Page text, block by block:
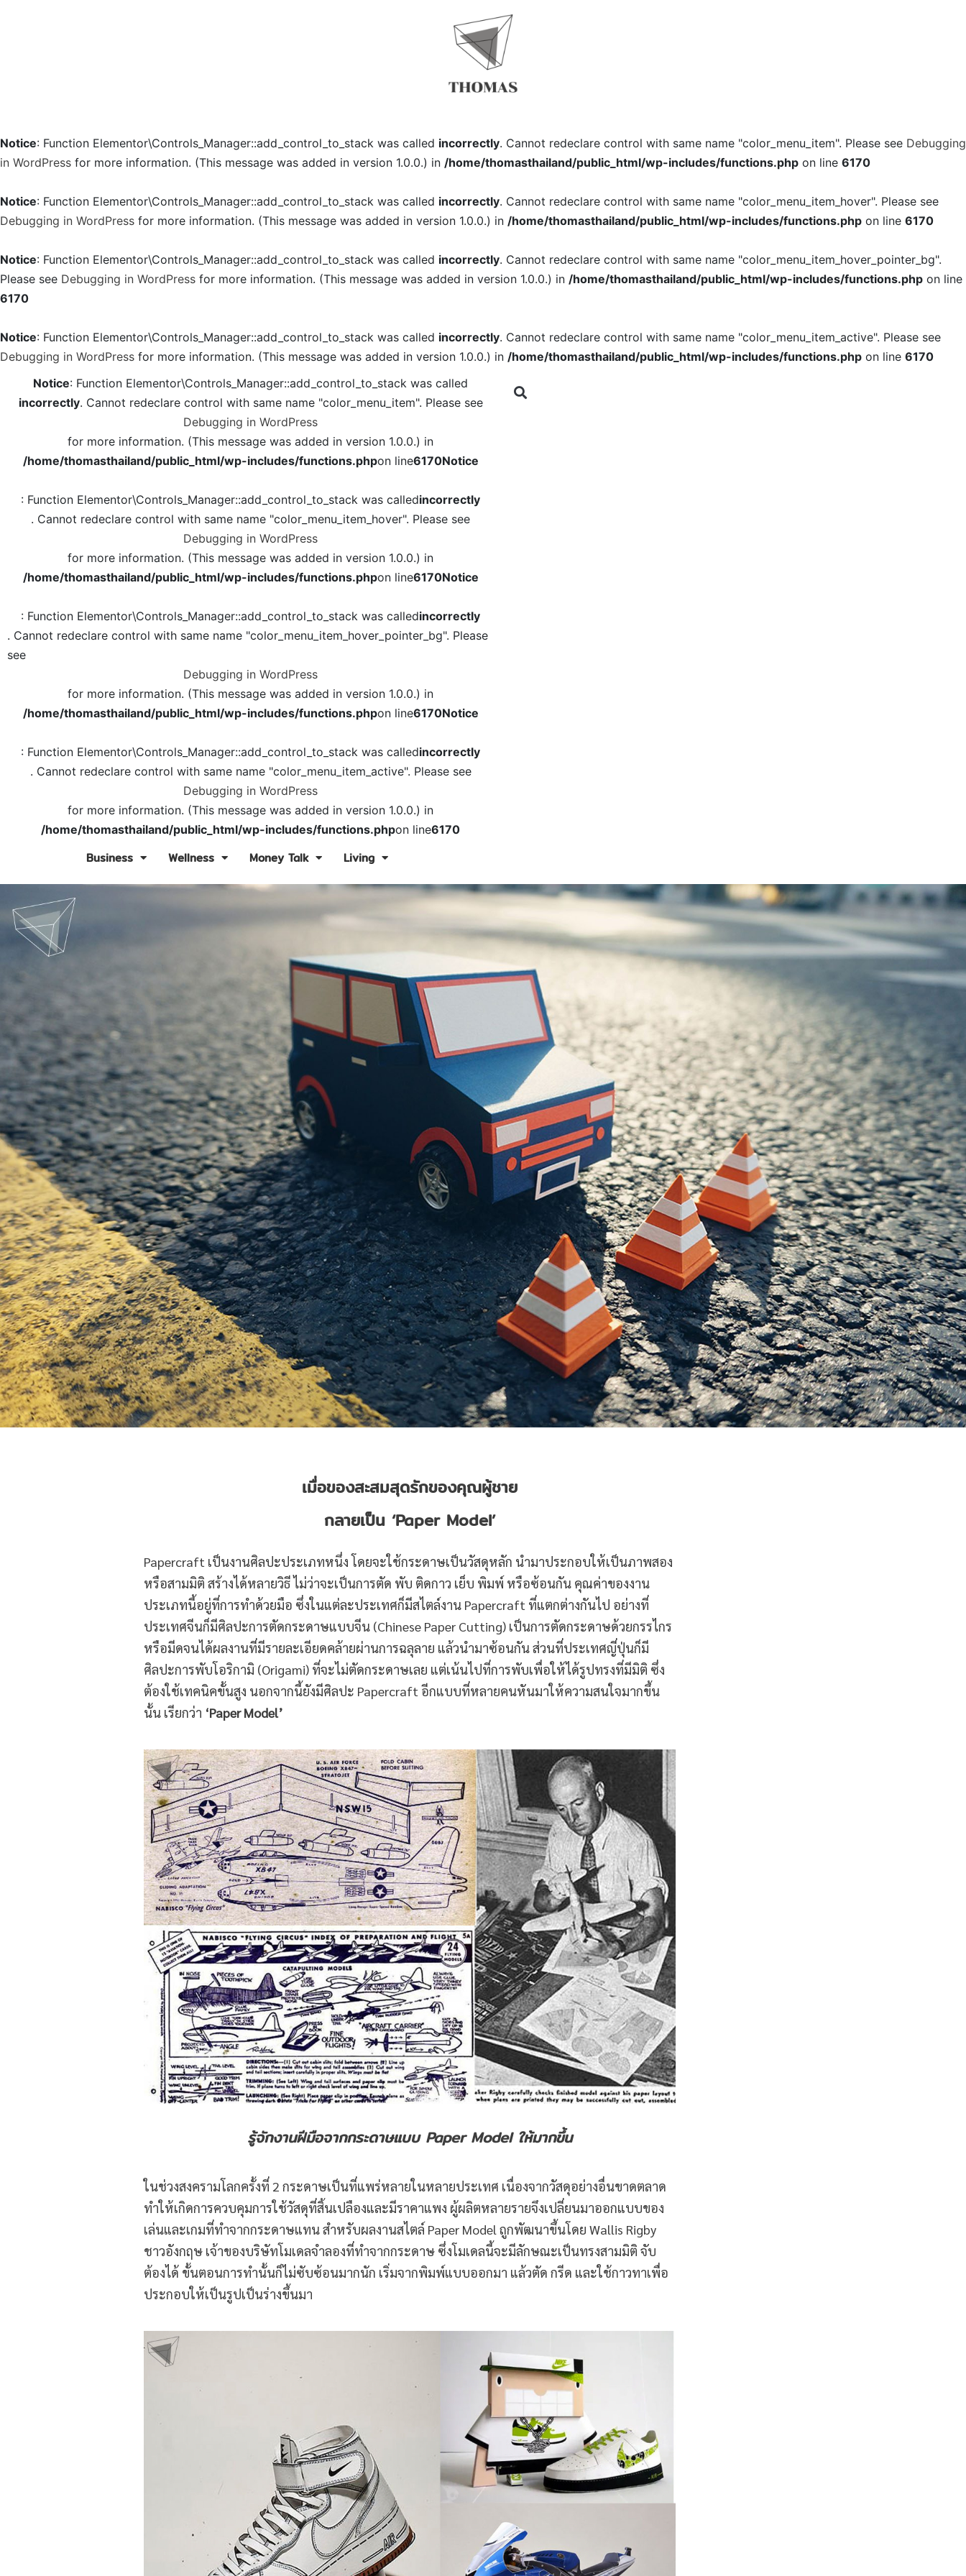
Notice: Function Elementor\Controls_Manager::add_control_to_stack was called incorrectly. Cannot redeclare control with same name "color_menu_item". Please see Debugging
in WordPress for more information. (This message was added in version 1.0.0.) in /home/thomasthailand/public_html/wp-includes/functions.php on line 6170
Notice: Function Elementor\Controls_Manager::add_control_to_stack was called incorrectly. Cannot redeclare control with same name "color_menu_item_hover". Please see
Debugging in WordPress for more information. (This message was added in version 1.0.0.) in /home/thomasthailand/public_html/wp-includes/functions.php on line 6170
Notice: Function Elementor\Controls_Manager::add_control_to_stack was called incorrectly. Cannot redeclare control with same name "color_menu_item_hover_pointer_bg".
Please see Debugging in WordPress for more information. (This message was added in version 1.0.0.) in /home/thomasthailand/public_html/wp-includes/functions.php on line
6170
Notice: Function Elementor\Controls_Manager::add_control_to_stack was called incorrectly. Cannot redeclare control with same name "color_menu_item_active". Please see
Debugging in WordPress for more information. (This message was added in version 1.0.0.) in /home/thomasthailand/public_html/wp-includes/functions.php on line 6170
Notice: Function Elementor\Controls_Manager::add_control_to_stack was called
incorrectly. Cannot redeclare control with same name "color_menu_item". Please see
Debugging in WordPress
for more information. (This message was added in version 1.0.0.) in
/home/thomasthailand/public_html/wp-includes/functions.phpon line6170Notice
: Function Elementor\Controls_Manager::add_control_to_stack was calledincorrectly
. Cannot redeclare control with same name "color_menu_item_hover". Please see
Debugging in WordPress
for more information. (This message was added in version 1.0.0.) in
/home/thomasthailand/public_html/wp-includes/functions.phpon line6170Notice
: Function Elementor\Controls_Manager::add_control_to_stack was calledincorrectly
. Cannot redeclare control with same name "color_menu_item_hover_pointer_bg". Please
see
Debugging in WordPress
for more information. (This message was added in version 1.0.0.) in
/home/thomasthailand/public_html/wp-includes/functions.phpon line6170Notice
: Function Elementor\Controls_Manager::add_control_to_stack was calledincorrectly
. Cannot redeclare control with same name "color_menu_item_active". Please see
Debugging in WordPress
for more information. (This message was added in version 1.0.0.) in
/home/thomasthailand/public_html/wp-includes/functions.phpon line6170
Business Wellness Money Talk Living
เมื่อของสะสมสุดรักของคุณผู้ชาย
กลายเป็น ‘Paper Model’
Papercraft เป็นงานศิลปะประเภทหนึ่ง โดยจะใช้กระดาษเป็นวัสดุหลัก นำมาประกอบให้เป็นภาพสอง
หรือสามมิติ สร้างได้หลายวิธี ไม่ว่าจะเป็นการตัด พับ ติดกาว เย็บ พิมพ์ หรือซ้อนกัน คุณค่าของงาน
ประเภทนี้อยู่ที่การทำด้วยมือ ซึ่งในแต่ละประเทศก็มีสไตล์งาน Papercraft ที่แตกต่างกันไป อย่างที่
ประเทศจีนก็มีศิลปะการตัดกระดาษแบบจีน (Chinese Paper Cutting) เป็นการตัดกระดาษด้วยกรรไกร
หรือมีดจนได้ผลงานที่มีรายละเอียดคล้ายผ่านการฉลุลาย แล้วนำมาซ้อนกัน ส่วนที่ประเทศญี่ปุ่นก็มี
ศิลปะการพับโอริกามิ (Origami) ที่จะไม่ตัดกระดาษเลย แต่เน้นไปที่การพับเพื่อให้ได้รูปทรงที่มีมิติ ซึ่ง
ต้องใช้เทคนิคขั้นสูง นอกจากนี้ยังมีศิลปะ Papercraft อีกแบบที่หลายคนหันมาให้ความสนใจมากขึ้น
นั้น เรียกว่า ‘Paper Model’
รู้จักงานฝีมือจากกระดาษแบบ Paper Model ให้มากขึ้น
ในช่วงสงครามโลกครั้งที่ 2 กระดาษเป็นที่แพร่หลายในหลายประเทศ เนื่องจากวัสดุอย่างอื่นขาดตลาด
ทำให้เกิดการควบคุมการใช้วัสดุที่สิ้นเปลืองและมีราคาแพง ผู้ผลิตหลายรายจึงเปลี่ยนมาออกแบบของ
เล่นและเกมที่ทำจากกระดาษแทน สำหรับผลงานสไตล์ Paper Model ถูกพัฒนาขึ้นโดย Wallis Rigby
ชาวอังกฤษ เจ้าของบริษัทโมเดลจำลองที่ทำจากกระดาษ ซึ่งโมเดลนี้จะมีลักษณะเป็นทรงสามมิติ จับ
ต้องได้ ขั้นตอนการทำนั้นก็ไม่ซับซ้อนมากนัก เริ่มจากพิมพ์แบบออกมา แล้วตัด กรีด และใช้กาวทาเพื่อ
ประกอบให้เป็นรูปเป็นร่างขึ้นมา